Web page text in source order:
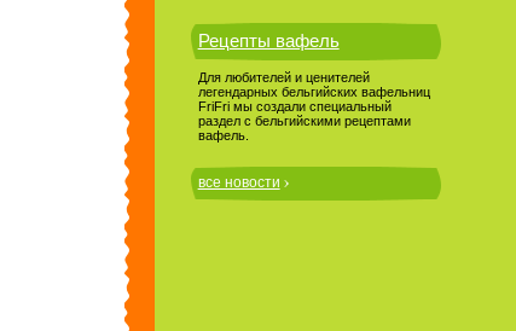
Рецепты вафель
Для любителей и ценителей
легендарных бельгийских вафельниц
FriFri мы создали специальный
раздел с бельгийскими рецептами
вафель.
все новости